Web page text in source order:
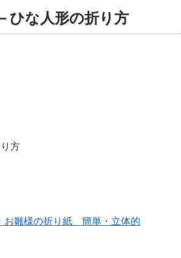
な人形の折り方
方
雛様の折り紙 簡単・立体的